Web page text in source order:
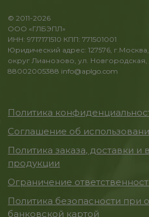
© 2011-2026
ООО «ГЛБЭПЛ»
ИНН: 9717171510 КПП: 771501001
Юридический адрес: 127576,
округ Лианозово, ул. Новгородская,
88002005388 info@aplgo.com
Политика
Соглашение об
Политика заказа, доставки и
продукции
Ограничение
Политика безопасности при
банковской картой